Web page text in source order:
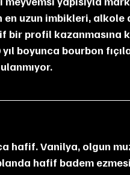
en uzun imbikleri,
bir profil kazanmasına
boyunca bourbon
hafif badem